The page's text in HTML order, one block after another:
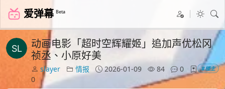
爱弹幕 Beta
动画电影「超时空辉耀姬」追加声优松冈
祯丞、小原好美
slayer 情报 2026-01-09 84
0
0
#楼主